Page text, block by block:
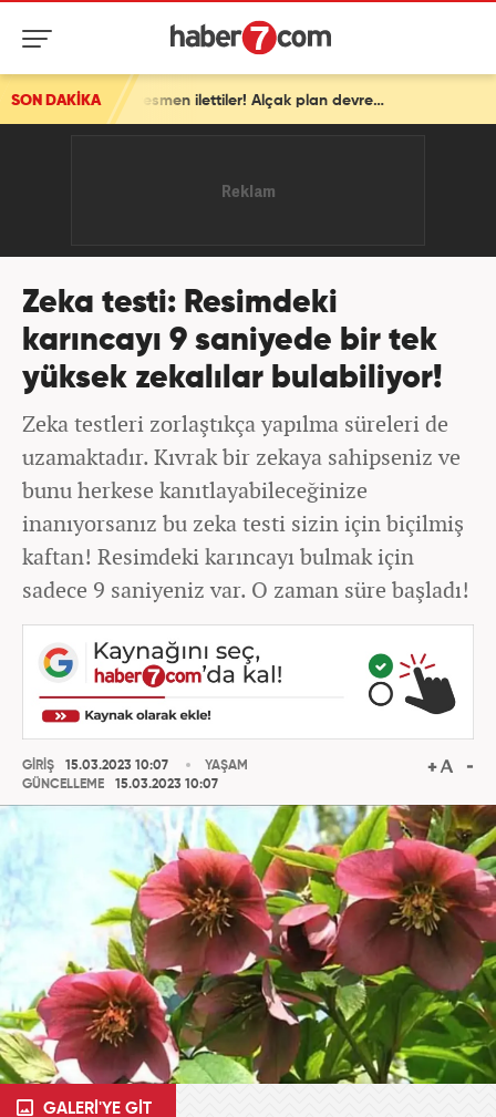
SON DAKİKA İsrail'den ortalığı karıştıracak Gazze kararı! ABD'ye resmen ilettiler! Alçak plan devrede
Zeka testi: Resimdeki
karıncayı 9 saniyede bir tek
yüksek zekalılar bulabiliyor!
Zeka testleri zorlaştıkça yapılma süreleri de
uzamaktadır. Kıvrak bir zekaya sahipseniz ve
bunu herkese kanıtlayabileceğinize
inanıyorsanız bu zeka testi sizin için biçilmiş
kaftan! Resimdeki karıncayı bulmak için
sadece 9 saniyeniz var. O zaman süre başladı!
GİRİŞ
15.03.2023 10:07
GÜNCELLEME
15.03.2023 10:07
YAŞAM
GALERİ'YE GİT